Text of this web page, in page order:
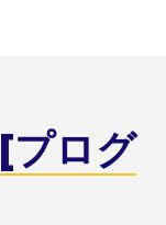
[プログ